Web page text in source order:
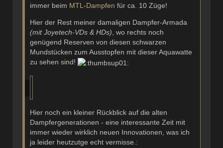
immer beim MTL-Dampfen für ca. 10 Züge!
Hier der Rest meiner damaligen Dampfer-Armada
(mit Joyetech-VDs & HDs), wo rechts noch
genügend Reserven von diesen schwarzen
Mundstücken zum Ausstopfen mit dieser Aquawatte
zu sehen sind!
Hier noch ein kleiner Rückblick auf die alten
Dampfergenerationen - eine interessante Zeit mit
immer wieder wirklich neuen Innovationen, was ich
ja leider heutzutge echt vermisse.: